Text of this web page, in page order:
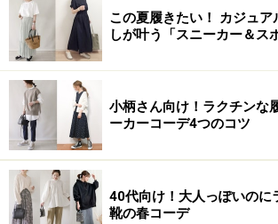
丈のストレッチブーツを合わせたきれ
着いた印象を与えてくれるスクエアト
ツは、オンの日はもちろん、オフの日に
ブロックヒールをセレクトすれば、安
適な履き心地を実現してくれます。足元
いなら、ホワイトカラーを選ぶのが正
ブーツに乗らない長さを意識すると、
にバランス良く決まります。
この夏履きたい！ カジュ
しが叶う「スニーカー＆ス
小柄さん向け！ラクチンな
ーカーコーデ4つのコツ
40代向け！大人っぽいのに
靴の春コーデ